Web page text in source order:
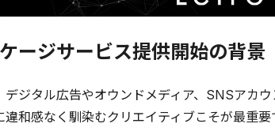
ージサービス提供開始の背景
ジタル広告やオウンドメディア、SNSアカ
違和感なく馴染むクリエイティブこそが最重